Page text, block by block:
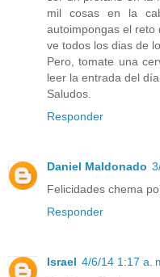
mil cosas en la
autoimpongas el reto
ve todos los dias de
Pero, tomate una
leer la entrada del
Saludos.
Responder
Daniel Maldonado
Felicidades chema
Responder
Israel 4/6/14 1:17 a.